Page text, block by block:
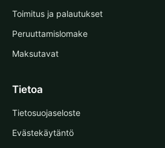
Toimitus ja palautukset
Peruuttamislomake
Maksutavat
Tietoa
Tietosuojaseloste
Evästekäytäntö